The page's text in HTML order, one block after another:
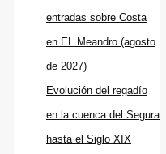
entradas sobre Costa
en EL Meandro (agosto
de 2027)
Evolución del regadío
en la cuenca del Segura
hasta el Siglo XIX